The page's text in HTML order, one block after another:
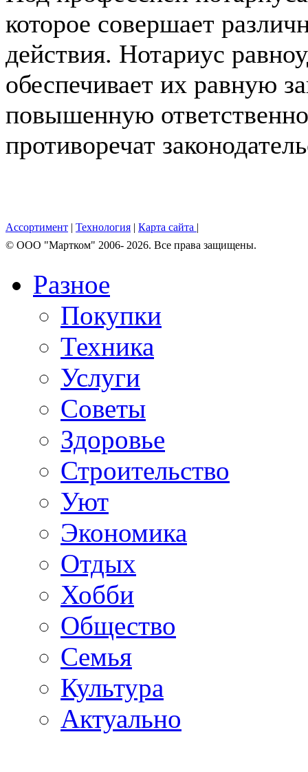
которое совершает
действия. Нотариус
обеспечивает их равную
повышенную
противоречат
Ассортимент | Технология | Карта сайта |
© OOO "Мартком" 2006- 2026. Все права защищены.
Разное
Покупки
Техника
Услуги
Советы
Здоровье
Строительство
Уют
Экономика
Отдых
Хобби
Общество
Семья
Культура
Актуально